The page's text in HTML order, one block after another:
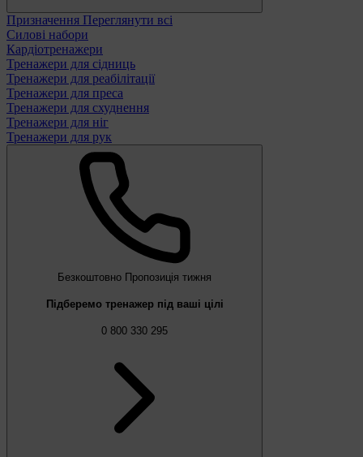
Призначення Переглянути всі
Силові набори
Кардіотренажери
Тренажери для сідниць
Тренажери для реабілітації
Тренажери для преса
Тренажери для схуднення
Тренажери для ніг
Тренажери для рук
Безкоштовно Пропозиція тижня
Підберемо тренажер під ваші цілі
0 800 330 295